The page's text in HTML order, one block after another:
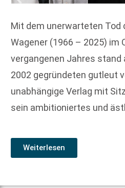
Mit dem unerwarteten Tod
Wagener (1966 – 2025) im
vergangenen Jahres stand
2002 gegründeten gutleut
unabhängige Verlag mit
sein ambitioniertes und
Weiterlesen